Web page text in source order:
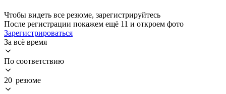
Чтобы видеть все резюме, зарегистрируйтесь
После регистрации покажем ещё 11 и откроем фото
Зарегистрироваться
За всё время
По соответствию
20 резюме